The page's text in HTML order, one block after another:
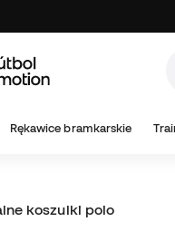
Rękawice bramkarskie
koszulki polo